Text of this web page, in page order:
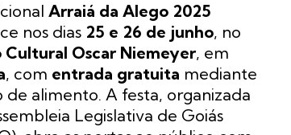
Arraiá da Alego 2025
nos dias 25 e 26 de junho, no
Cultural Oscar Niemeyer, em
, com entrada gratuita mediante
de alimento. A festa, organizada
Legislativa de Goiás